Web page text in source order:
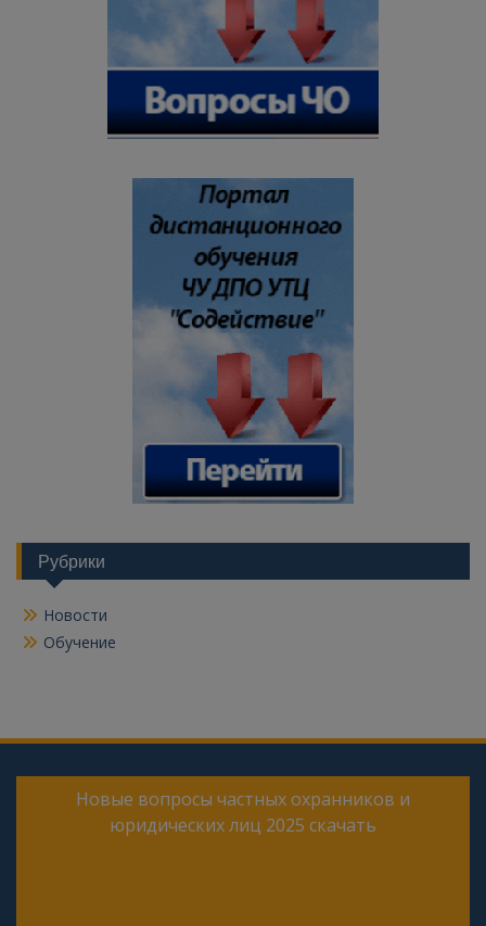
Рубрики
Новости
Обучение
Новые вопросы частных охранников и
юридических лиц 2025 скачать